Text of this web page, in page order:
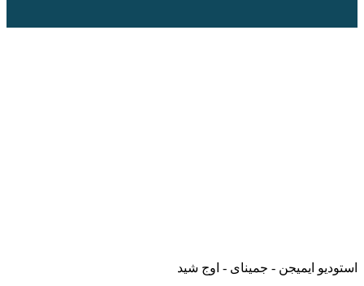
استودیو ایمیجن - جمینای - اوج شید